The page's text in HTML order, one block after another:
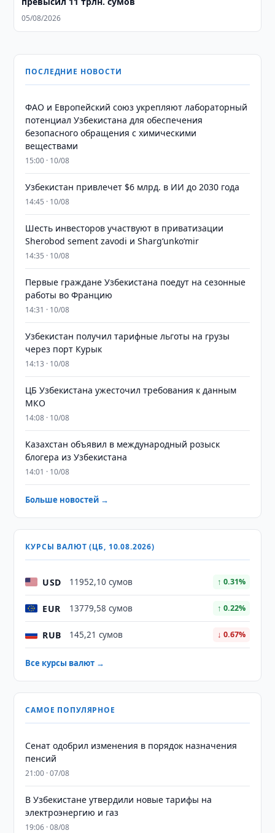
05/08/2026
ПОСЛЕДНИЕ НОВОСТИ
ФАО и Европейский союз укрепляют лабораторный
потенциал Узбекистана для обеспечения
безопасного обращения с химическими
веществами
15:00 · 10/08
Узбекистан привлечет $6 млрд. в ИИ до 2030 года
14:45 · 10/08
Шесть инвесторов участвуют в приватизации
Sherobod sement zavodi и Shargʻunkoʻmir
14:35 · 10/08
Первые граждане Узбекистана поедут на сезонные
работы во Францию
14:31 · 10/08
Узбекистан получил тарифные льготы на грузы
через порт Курык
14:13 · 10/08
ЦБ Узбекистана ужесточил требования к данным
МКО
14:08 · 10/08
Казахстан объявил в международный розыск
блогера из Узбекистана
14:01 · 10/08
Больше новостей →
КУРСЫ ВАЛЮТ (ЦБ, 10.08.2026)
USD 11952,10 сумов ↑ 0.31%
EUR 13779,58 сумов ↑ 0.22%
RUB 145,21 сумов ↓ 0.67%
Все курсы валют →
САМОЕ ПОПУЛЯРНОЕ
Сенат одобрил изменения в порядок назначения
пенсий
21:00 · 07/08
В Узбекистане утвердили новые тарифы на
электроэнергию и газ
19:06 · 08/08